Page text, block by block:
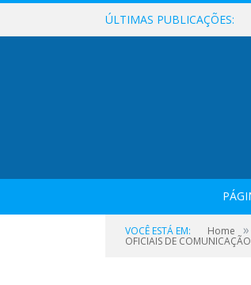
ÚLTIMAS PUBLICAÇÕES:
VOCÊ ESTÁ EM: Home »
OFICIAIS DE